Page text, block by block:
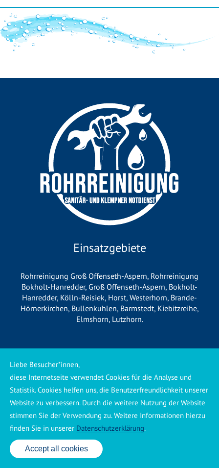
Einsatzgebiete
Rohrreinigung Groß Offenseth-Aspern, Rohrreinigung
Bokholt-Hanredder, Groß Offenseth-Aspern, Bokholt-
Hanredder, Kölln-Reisiek, Horst, Westerhorn, Brande-
Hörnerkirchen, Bullenkuhlen, Barmstedt, Kiebitzreihe,
Elmshorn, Lutzhorn.
*Wichtige Information für unsere
Kunden*
Wir betreiben vor Ort keine eigene Niederlassung, sondern
arbeiten als mobiler Dienstleister. Unsere Einsätze werden
zentral koordiniert und durch eigene Mitarbeiter sowie
regionale Partnerbetriebe durchgeführt. Dadurch können wir
eine schnelle Verfügbarkeit und einen zuverlässigen 24/7-
Service sicherstellen. Sollte kein eigener Mitarbeiter
24 Std. Service: ✆ 0176 160 517 86
Accept all cookies
Liebe Besucher*innen,
diese Internetseite verwendet Cookies für die Analyse und
Statistik. Cookies helfen uns, die Benutzerfreundlichkeit unserer
Website zu verbessern. Durch die weitere Nutzung der Website
stimmen Sie der Verwendung zu. Weitere Informationen hierzu
finden Sie in unserer Datenschutzerklärung.